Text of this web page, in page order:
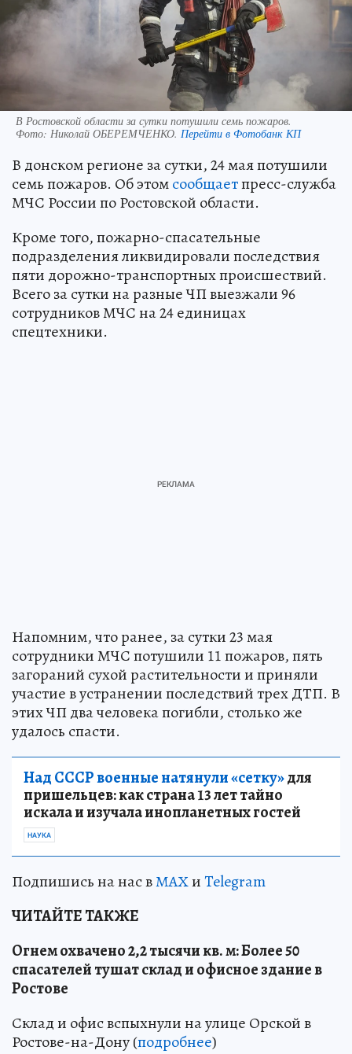
В Ростовской области за сутки потушили семь пожаров.
Фото: Николай ОБЕРЕМЧЕНКО. Перейти в Фотобанк КП
В донском регионе за сутки, 24 мая потушили
семь пожаров. Об этомсообщаетпресс-служба
МЧС России по Ростовской области.
Кроме того, пожарно-спасательные
подразделения ликвидировали последствия
пяти дорожно-транспортных происшествий.
Всего за сутки на разные ЧП выезжали 96
сотрудников МЧС на 24 единицах
спецтехники.
Напомним, что ранее, за сутки 23 мая
сотрудники МЧС потушили 11 пожаров, пять
загораний сухой растительности и приняли
участие в устранении последствий трех ДТП. В
этих ЧП два человека погибли, столько же
удалось спасти.
Над СССР военные натянули «сетку»для
пришельцев: как страна 13 лет тайно
искала и изучала инопланетных гостей
НАУКА
Подпишись на нас вМАХиTelegram
ЧИТАЙТЕ ТАКЖЕ
Огнем охвачено 2,2 тысячи кв. м: Более 50
спасателей тушат склад и офисное здание в
Ростове
Склад и офис вспыхнули на улице Орской в
Ростове-на-Дону (подробнее)